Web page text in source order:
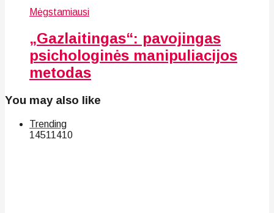
Mėgstamiausi
„Gazlaitingas“: pavojingas
psichologinės manipuliacijos
metodas
You may also like
Trending
14511410